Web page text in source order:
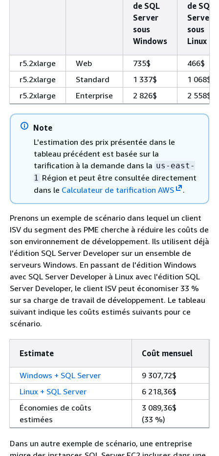
de SQL
Server
sous
Windows
de SQL
Server
sous
Linux
r5.2xlarge Web 735$
466$
r5.2xlarge
Standard 1 337$
1 068$
r5.2xlarge
Enterprise 2 826$ 2 558$
Note
L'estimation des prix présentée dans le
tableau précédent est basée sur la
tarification à la demande dans la us-east-
1 Région et peut être consultée directement
dans le Calculateur de tarification AWS .
Prenons un exemple de scénario dans lequel un client
ISV du segment des PME cherche à réduire les coûts de
son environnement de développement. Ils utilisent déjà
l'édition SQL Server Developer sur un ensemble de
serveurs Windows. En passant de l'édition Windows
avec SQL Server Developer à Linux avec l'édition SQL
Server Developer, le client ISV peut économiser 33 %
sur sa charge de travail de développement. Le tableau
suivant indique les coûts estimés suivants pour ce
scénario.
Estimate Coût mensuel
Windows + SQL Server
9 307,72$
Linux + SQL Server
6 218,36$
Économies de coûts
estimées
3 089,36$
(33 %)
Dans un autre exemple de scénario, une entreprise